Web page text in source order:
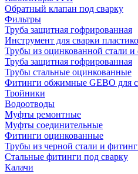
Обратный клапан под сварку
Фильтры
Труба защитная гофрированная
Инструмент для сварки
Трубы из оцинкованной стали
Труба защитная гофрированная
Трубы стальные оцинкованные
Фитинги обжимные GEBO для
Тройники
Водоотводы
Муфты ремонтные
Муфты соединительные
Фитинги оцинкованные
Трубы из черной стали и
Стальные фитинги под сварку
Калачи